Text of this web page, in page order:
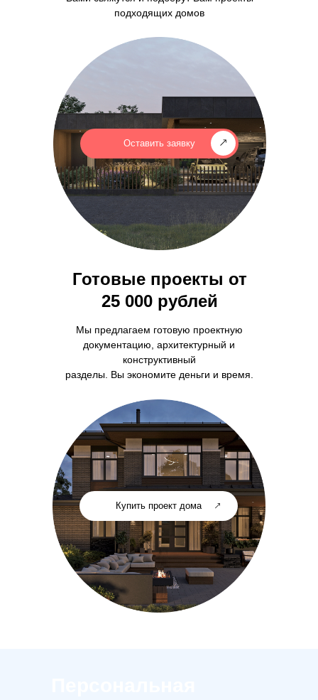
Купить проект дома
Оставить заявку
Готовые проекты от
25 000 рублей
Мы предлагаем готовую проектную
документацию, архитектурный и
конструктивный
разделы. Вы экономите деньги и время.
подходящих домов